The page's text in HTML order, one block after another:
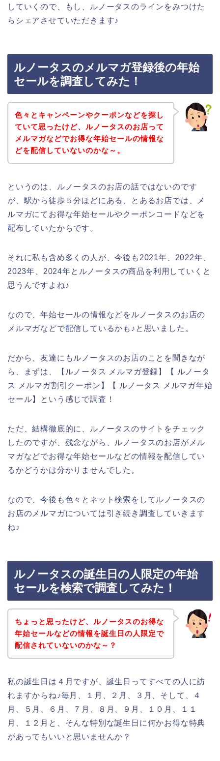
していくので、もし、ルノータスのラインをみつけた
らシェアさせていただきます♪
ルノータスのメルマガ登録後の年始
セールを調査してみた！
色々とキャンペーンやクーポンなどを探し
ていて思ったけど、ルノータスのお店って
メルマガなどでお得な年始セールの情報な
どを配信していないのかな～。
というのは、ルノータスのお店の話ではないのです
が、駅から徒歩５分ほどにある、とあるお店では、メ
ルマガにてお得な年始セールやクーポンコードなどを
配布していたからです。
それに私も含め多くの人が、今後も2021年、2022年、
2023年、2024年とルノータスの商品を利用していくと
思うんですよね♪
なので、年始セールの情報などをルノータスのお店の
メルマガなどで配信しているかも♪と思いました。
だから、友達にもルノータスのお店のことを聞きなが
ら、まずは、【ルノータス メルマガ登録】【 ルノータ
ス メルマガ割引クーポン】【 ルノータス メルマガ年始
セール】という感じで調査！
ただ、結構徹底的に、ルノータスのサイトをチェック
したのですが、残念ながら、ルノータスのお店がメル
マガなどでお得な年始セールなどの情報を配信してい
るかどうかは分かりませんでした。
なので、今後も色々とネット検索をしてルノータスの
お店のメルマガについては引き続き調査していきます
ね♪
ルノータスの誕生日の人限定の年始
セールを検索で調査してみた！
ちょっと思ったけど、ルノータスのお得な
年始セールなどの情報を誕生日の人限定で
配信されていないのかな～？
私の誕生日は４月ですが、誕生日ってすべての人に訪
れますからね♪毎月、１月、２月、３月、そして、４
月、５月、６月、７月、８月、９月、１０月、１１
月、１２月と、そんな特別な誕生日に何かお得な特典
があってもいいと思いませんか？